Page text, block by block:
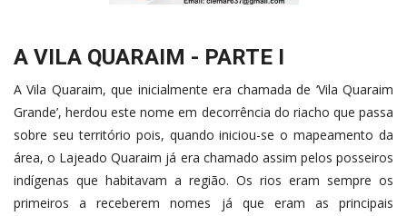
A VILA QUARAIM - PARTE I
A Vila Quaraim, que inicialmente era chamada de ‘Vila Quaraim
Grande’, herdou este nome em decorrência do riacho que passa
sobre seu território pois, quando iniciou-se o mapeamento da
área, o Lajeado Quaraim já era chamado assim pelos posseiros
indígenas que habitavam a região. Os rios eram sempre os
primeiros a receberem nomes já que eram as principais